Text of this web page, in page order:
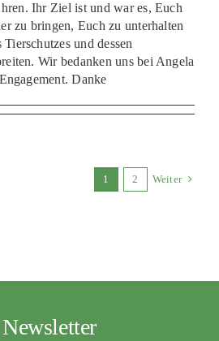
Ihr Ziel ist und war es, Euch
zu bringen, Euch zu unterhalten
und dessen
Wir bedanken uns bei Angela
Danke
1 2 Weiter
Newsletter